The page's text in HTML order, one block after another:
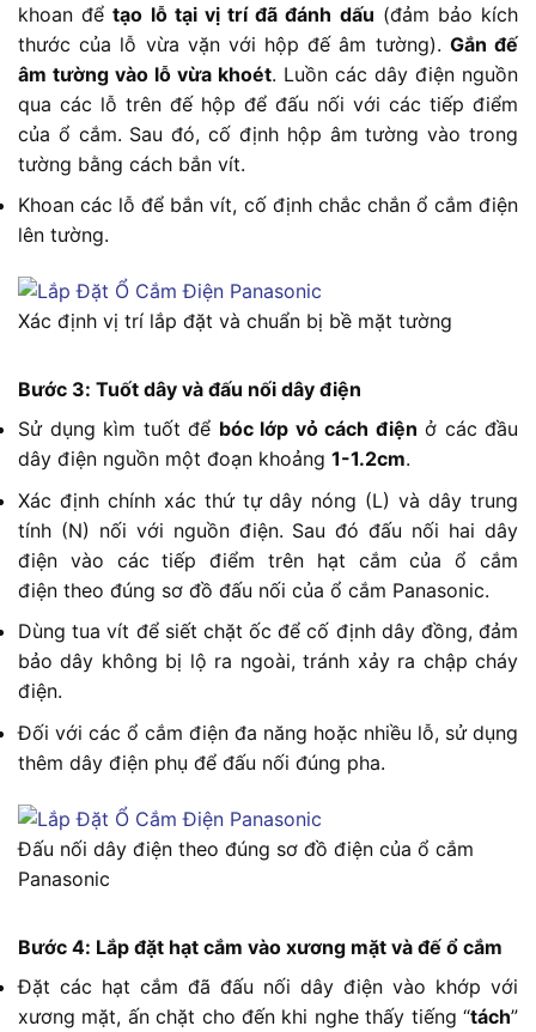
khoan đểtạo lỗ tại vị trí đã đánh dấu (đảm bảo kích
thước của lỗ vừa vặn với hộp đế âm tường). Gắn đế
âm tường vào lỗ vừa khoét. Luồn các dây điện nguồn
qua các lỗ trên đế hộp để đấu nối với các tiếp điểm
của ổ cắm. Sau đó, cố định hộp âm tường vào trong
tường bằng cách bắn vít.
Khoan các lỗ để bắn vít, cố định chắc chắn ổ cắm điện
lên tường.
Xác định vị trí lắp đặt và chuẩn bị bề mặt tường
Bước 3: Tuốt dây và đấu nối dây điện
Sử dụng kìm tuốt để bóc lớp vỏ cách điện ở các đầu
dây điện nguồn một đoạn khoảng 1-1.2cm.
Xác định chính xác thứ tự dây nóng (L) và dây trung
tính (N) nối với nguồn điện. Sau đó đấu nối hai dây
điện vào các tiếp điểm trên hạt cắm của ổ cắm
điện theo đúng sơ đồ đấu nối của ổ cắm Panasonic.
Dùng tua vít để siết chặt ốc để cố định dây đồng, đảm
bảo dây không bị lộ ra ngoài, tránh xảy ra chập cháy
điện.
Đối với các ổ cắm điện đa năng hoặc nhiều lỗ, sử dụng
thêm dây điện phụ để đấu nối đúng pha.
Đấu nối dây điện theo đúng sơ đồ điện của ổ cắm
Panasonic
Bước 4: Lắp đặt hạt cắm vào xương mặt và đế ổ cắm
Đặt các hạt cắm đã đấu nối dây điện vào khớp với
xương mặt, ấn chặt cho đến khi nghe thấy tiếng “tách”